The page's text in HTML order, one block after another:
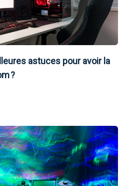
astuces pour avoir la
?